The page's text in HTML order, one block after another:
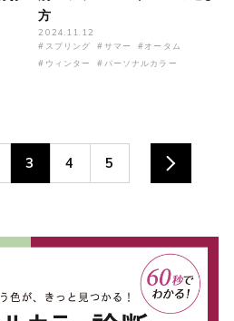
方
2024.11.12
#スプリング
#サマー
#オータム
#ウィンター
#パーソナルカラー
3 4 5